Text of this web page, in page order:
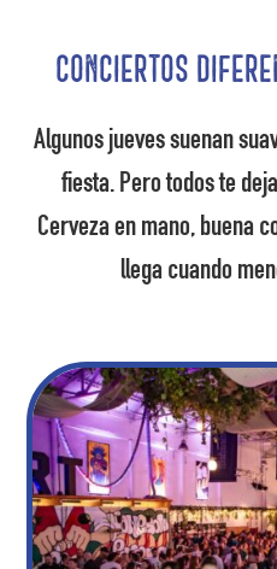
Conciertos
Algunos jueves suenan
fiesta. Pero todos te
Cerveza en mano, buena
llega cuando